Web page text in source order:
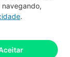
navegando,
.